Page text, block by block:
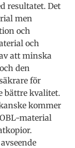
resultatet. Det
men
och
och
att minska
den
för
bättre kvalitet.
kommer
material